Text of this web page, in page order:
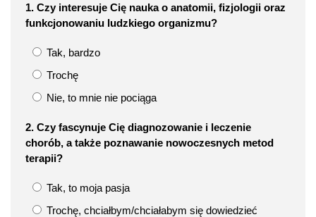
1. Czy interesuje Cię nauka o anatomii, fizjologii oraz
funkcjonowaniu ludzkiego organizmu?
Tak, bardzo
Trochę
Nie, to mnie nie pociąga
2. Czy fascynuje Cię diagnozowanie i leczenie
chorób, a także poznawanie nowoczesnych metod
terapii?
Tak, to moja pasja
Trochę, chciałbym/chciałabym się dowiedzieć